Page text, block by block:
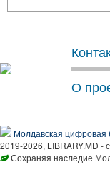
О
Молдавская цифровая
2019-2026, LIBRARY.MD -
Сохраняя наследие